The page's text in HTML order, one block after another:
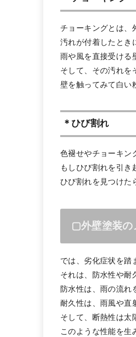
チョーキングとは、
汚れが付着したとき
雨や風を直接受ける
そして、その汚れを
壁を触ってみて白い
＊ひび割れ
色褪せやチョーキン
もしひび割れを引き
ひび割れを見つけた
▢外壁塗装の
では、劣化症状を踏
それは、防水性や耐
防水性は、雨の流れ
耐久性は、雨風や直
そして、断熱性は太
このような性能を生